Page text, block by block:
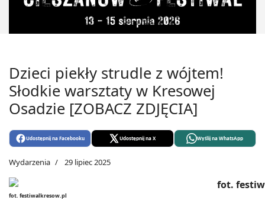
Dzieci piekły strudle z wójtem!
Słodkie warsztaty w Kresowej
Osadzie [ZOBACZ ZDJĘCIA]
Udostępnij na Facebooku Udostępnij na X Wyślij na WhatsApp
Wydarzenia 29 lipiec 2025
fot. festiwalkresow.pl